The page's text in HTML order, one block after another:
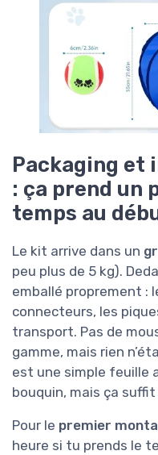
Packaging et
: ça prend un
temps au
Le kit arrive dans un
peu plus de 5 kg).
emballé proprement :
connecteurs, les
transport. Pas de
gamme, mais rien
est une simple feuille
bouquin, mais ça
Pour le premier
heure si tu prends le